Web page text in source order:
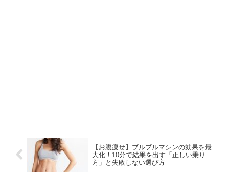
【お腹痩せ】ブルブルマシンの効果を最
大化！10分で結果を出す「正しい乗り
方」と失敗しない選び方